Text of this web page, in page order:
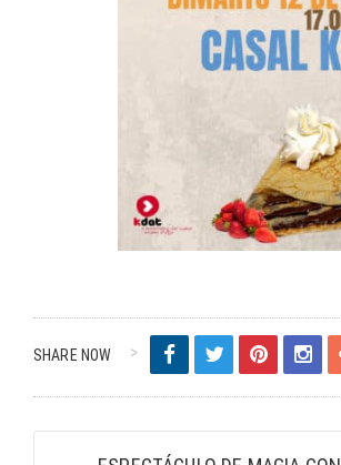
SHARE NOW